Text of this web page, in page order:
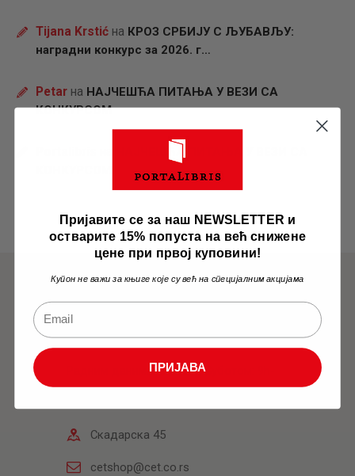
Tijana Krstićна КРОЗ СРБИЈУ С ЉУБАВЉУ:
наградни конкурс за 2026. г…
Petarна НАЈЧЕШЋА ПИТАЊА У ВЕЗИ СА
КОНКУРСОМ
Књижара
Радним данима: 10h-18h Суботом: 9h-
14h
Скадарска 45
cetshop@cet.co.rs
Пријавите се за наш NEWSLETTER и
остварите 15% попуста на већ снижене
цене при првој куповини!
Купон не важи за књиге које су већ на специјалним акцијама
ПРИЈАВА